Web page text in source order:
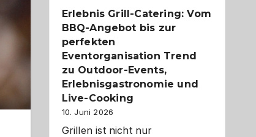
Gelegenheit,
neue
Reiseziele
zu
entdecken
Erlebnis Grill-Catering: Vom
BBQ-Angebot bis zur
perfekten
Eventorganisation Trend
zu Outdoor-Events,
Erlebnisgastronomie und
Live-Cooking
10. Juni 2026
Grillen ist nicht nur